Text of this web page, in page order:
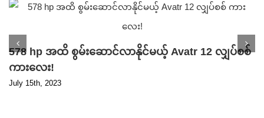
578 hp အထိ စွမ်းဆောင်လာနိုင်မယ့် Avatr 12 လျှပ်စစ်
ကားလေး!
July 15th, 2023